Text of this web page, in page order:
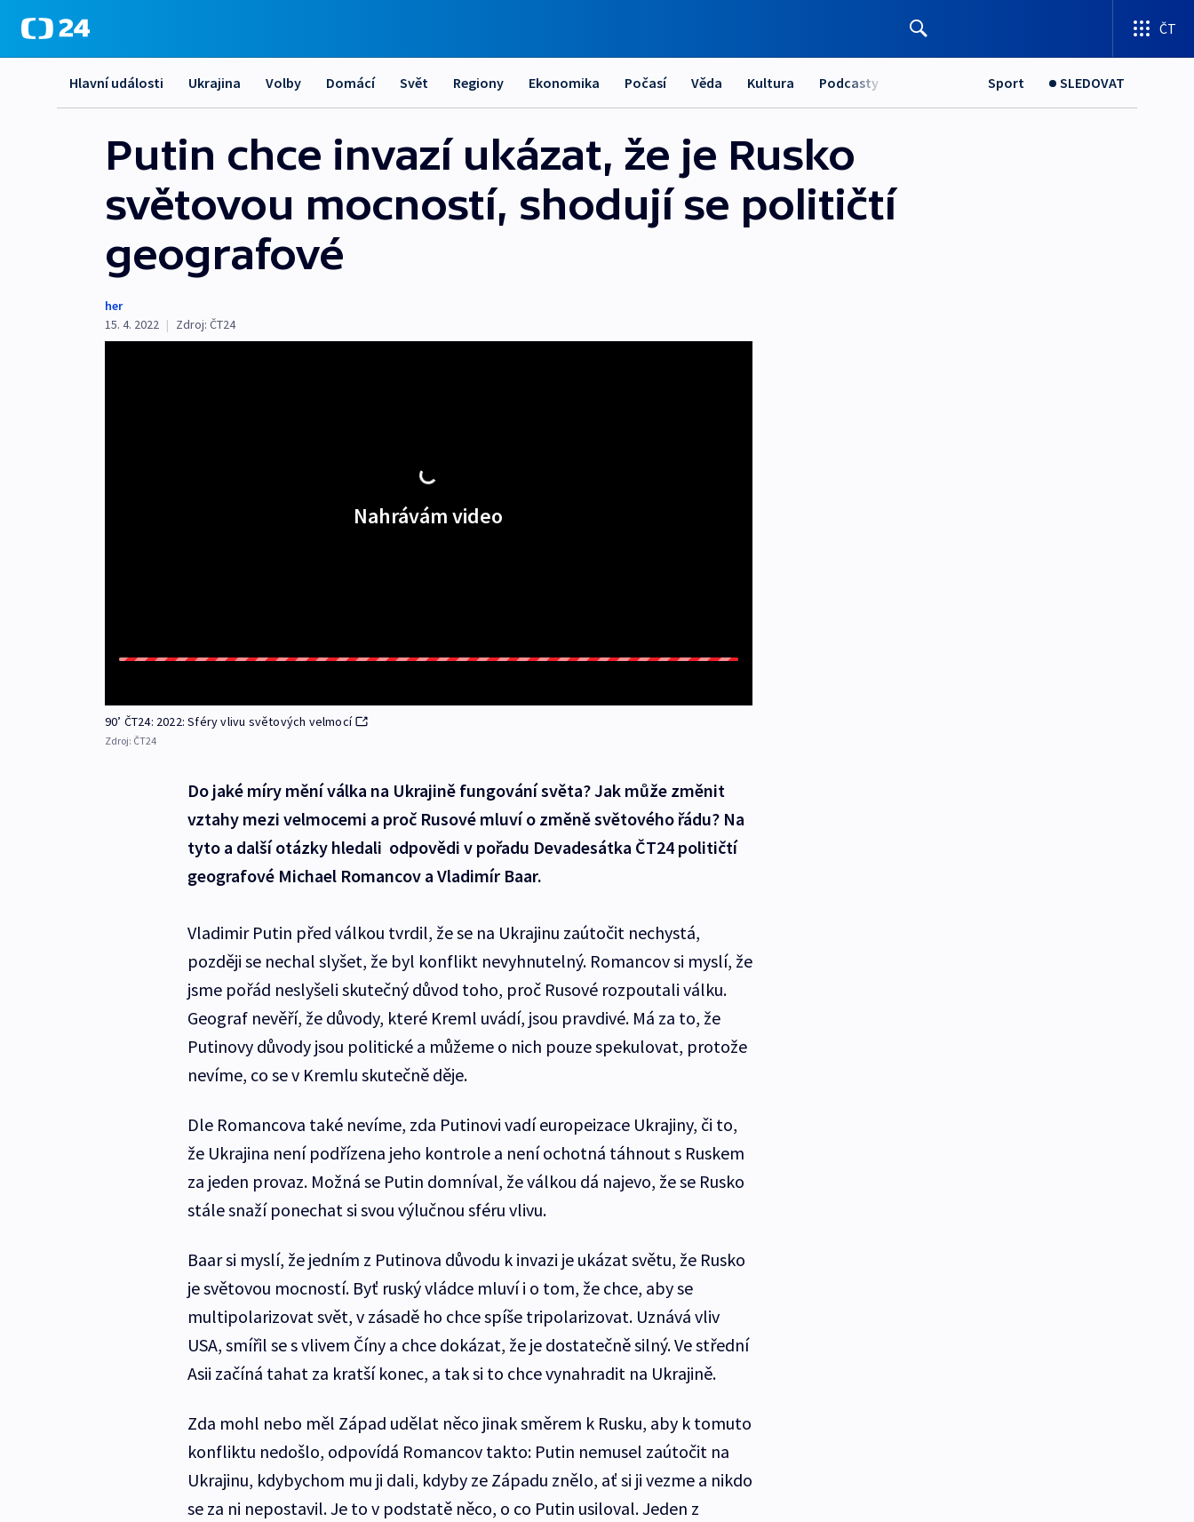
ČT
Hlavní události Ukrajina Volby Domácí Svět Regiony Ekonomika Počasí Věda Kultura Podcasty Sport SLEDOVAT
Putin chce invazí ukázat, že je Rusko
světovou mocností, shodují se političtí
geografové
her
15. 4. 2022 | Zdroj: ČT24
Nahrávám video
90’ ČT24: 2022: Sféry vlivu světových velmocí
Zdroj: ČT24
Do jaké míry mění válka na Ukrajině fungování světa? Jak může změnit
vztahy mezi velmocemi a proč Rusové mluví o změně světového řádu? Na
tyto a další otázky hledali odpovědi v pořadu Devadesátka ČT24 političtí
geografové Michael Romancov a Vladimír Baar.
Vladimir Putin před válkou tvrdil, že se na Ukrajinu zaútočit nechystá,
později se nechal slyšet, že byl konflikt nevyhnutelný. Romancov si myslí, že
jsme pořád neslyšeli skutečný důvod toho, proč Rusové rozpoutali válku.
Geograf nevěří, že důvody, které Kreml uvádí, jsou pravdivé. Má za to, že
Putinovy důvody jsou politické a můžeme o nich pouze spekulovat, protože
nevíme, co se v Kremlu skutečně děje.
Dle Romancova také nevíme, zda Putinovi vadí europeizace Ukrajiny, či to,
že Ukrajina není podřízena jeho kontrole a není ochotná táhnout s Ruskem
za jeden provaz. Možná se Putin domníval, že válkou dá najevo, že se Rusko
stále snaží ponechat si svou výlučnou sféru vlivu.
Baar si myslí, že jedním z Putinova důvodu k invazi je ukázat světu, že Rusko
je světovou mocností. Byť ruský vládce mluví i o tom, že chce, aby se
multipolarizovat svět, v zásadě ho chce spíše tripolarizovat. Uznává vliv
USA, smířil se s vlivem Číny a chce dokázat, že je dostatečně silný. Ve střední
Asii začíná tahat za kratší konec, a tak si to chce vynahradit na Ukrajině.
Zda mohl nebo měl Západ udělat něco jinak směrem k Rusku, aby k tomuto
konfliktu nedošlo, odpovídá Romancov takto: Putin nemusel zaútočit na
Ukrajinu, kdybychom mu ji dali, kdyby ze Západu znělo, ať si ji vezme a nikdo
se za ni nepostavil. Je to v podstatě něco, o co Putin usiloval. Jeden z